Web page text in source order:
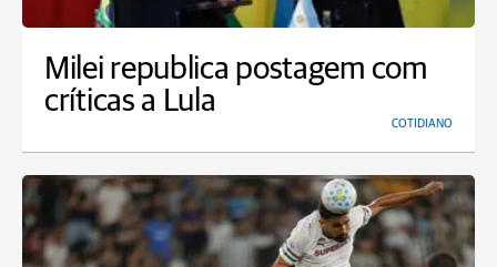
Milei republica postagem com
críticas a Lula
COTIDIANO